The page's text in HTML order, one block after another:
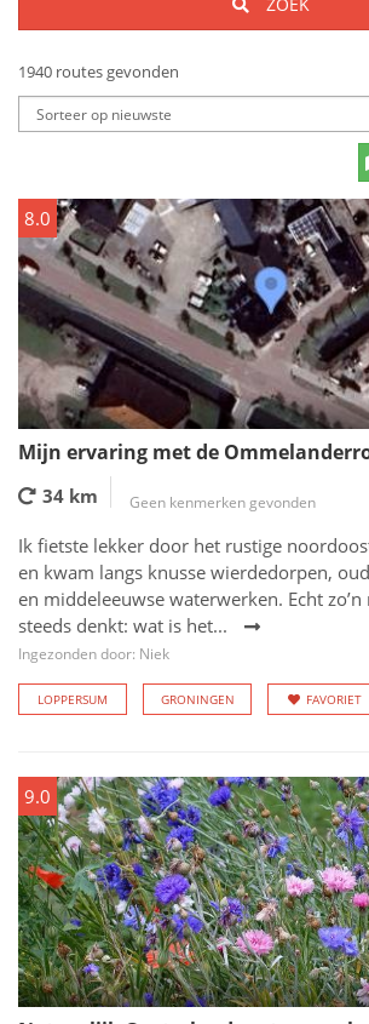
1940 routes gevonden
8.0
Mijn ervaring met de
34 km Geen kenmerken gevonden
Ik fietste lekker door het rustige
en kwam langs knusse wierdedorpen,
en middeleeuwse waterwerken. Echt
steeds denkt: wat is het...
Ingezonden door: Niek
LOPPERSUM GRONINGEN FAVORIET
9.0